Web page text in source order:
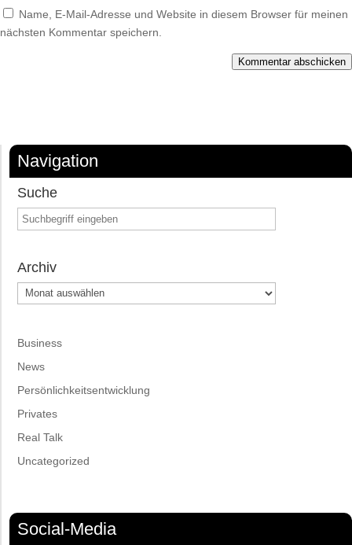
Name, E-Mail-Adresse und Website in diesem Browser für meinen
nächsten Kommentar speichern.
Kommentar abschicken
Navigation
Suche
Archiv
Archiv
Business
News
Persönlichkeitsentwicklung
Privates
Real Talk
Uncategorized
Social-Media